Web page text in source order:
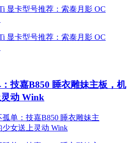
技嘉B850 睡衣雕妹主板，机
动 Wink